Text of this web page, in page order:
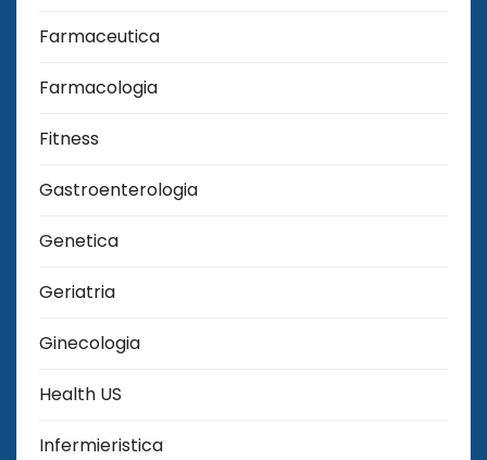
Farmaceutica
Farmacologia
Fitness
Gastroenterologia
Genetica
Geriatria
Ginecologia
Health US
Infermieristica